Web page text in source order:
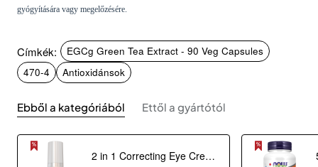
gyógyítására vagy megelőzésére.
Címkék:
EGCg Green Tea Extract - 90 Veg Capsules
470-4
Antioxidánsok
Ebből a kategóriából Ettől a gyártótól
2 in 1 Correcting Eye Cream (30 ml)